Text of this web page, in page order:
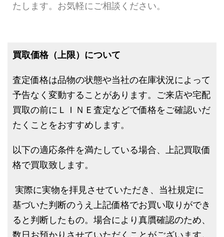
たします。お気軽にご相談ください。
買取価格（上限）について
査定価格は品物の状態や当社の在庫状況によって
予告なく変動することがあります。ご来店や宅配
買取の前にＬＩＮＥ査定などで価格をご確認いだ
たくことをおすすめします。
以下の適応条件を満たしている場合、上記買取価
格で買取致します。
実際に実物を拝見させていただき、当社規定に
基づいた判断のうえ上記価格でお買い取りができ
ると判断したもの。場合により真贋確認のため、
数日お預かりさせていただくことがございます。